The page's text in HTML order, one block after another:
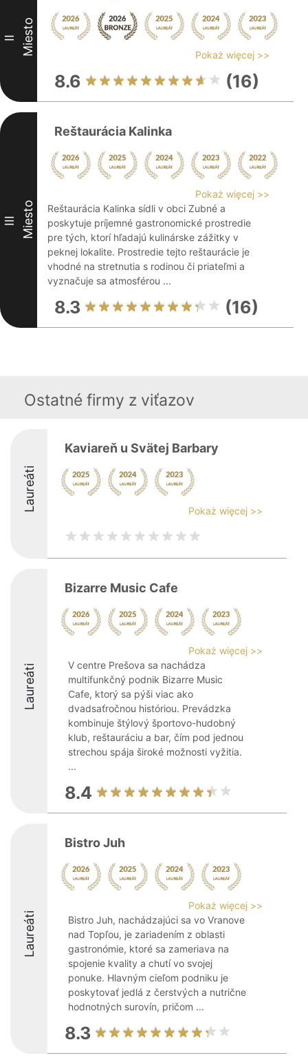
II Miesto Pokaż więcej >>
8.6 (16)
III Miesto
Reštaurácia Kalinka
Pokaż więcej >>
Reštaurácia Kalinka sídli v obci Zubné a
poskytuje príjemné gastronomické prostredie
pre tých, ktorí hľadajú kulinárske zážitky v
peknej lokalite. Prostredie tejto reštaurácie je
vhodné na stretnutia s rodinou či priateľmi a
vyznačuje sa atmosférou ...
8.3 (16)
Ostatné firmy z viťazov
Laureáti
Kaviareň u Svätej Barbary
Pokaż więcej >>
Laureáti
Bizarre Music Cafe
Pokaż więcej >>
V centre Prešova sa nachádza
multifunkčný podnik Bizarre Music
Cafe, ktorý sa pýši viac ako
dvadsaťročnou históriou. Prevádzka
kombinuje štýlový športovo-hudobný
klub, reštauráciu a bar, čím pod jednou
strechou spája široké možnosti vyžitia.
...
8.4
Laureáti
Bistro Juh
Pokaż więcej >>
Bistro Juh, nachádzajúci sa vo Vranove
nad Topľou, je zariadením z oblasti
gastronómie, ktoré sa zameriava na
spojenie kvality a chutí vo svojej
ponuke. Hlavným cieľom podniku je
poskytovať jedlá z čerstvých a nutrične
hodnotných surovín, pričom ...
8.3